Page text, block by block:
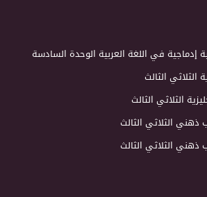
إدماجية في اللغة العربية الوحدة السادسة
الثلاثي الثالث
الثلاثي الثالث
ذهني الثلاثي الثالث
ذهني الثلاثي الثالث